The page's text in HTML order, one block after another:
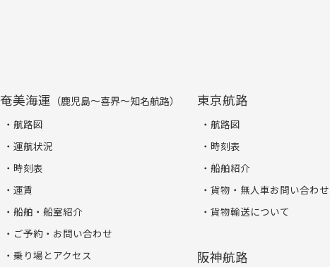
奄美海運 （鹿児島～喜界～知名航路）
航路図
運航状況
時刻表
運賃
船舶・船室紹介
ご予約・お問い合わせ
乗り場とアクセス
東京航路
航路図
時刻表
船舶紹介
貨物・無人車お問い合わせ
貨物輸送について
阪神航路